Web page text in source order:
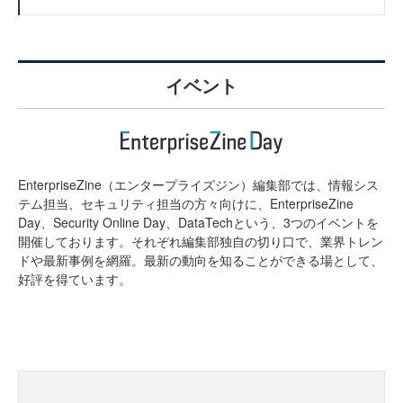
イベント
EnterpriseZine（エンタープライズジン）編集部では、情報シス
テム担当、セキュリティ担当の方々向けに、EnterpriseZine
Day、Security Online Day、DataTechという、3つのイベントを
開催しております。それぞれ編集部独自の切り口で、業界トレン
ドや最新事例を網羅。最新の動向を知ることができる場として、
好評を得ています。